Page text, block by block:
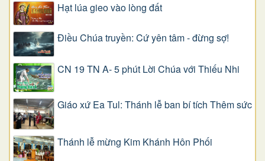
Hạt lúa gieo vào lòng đất
Điều Chúa truyền: Cứ yên tâm - đừng sợ!
CN 19 TN A- 5 phút Lời Chúa với Thiếu Nhi
Giáo xứ Ea Tul: Thánh lễ ban bí tích Thêm sức
Thánh lễ mừng Kim Khánh Hôn Phối